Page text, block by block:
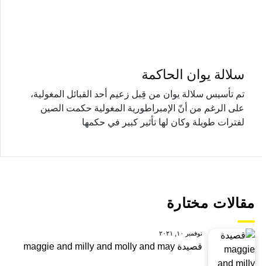
سلالة يوان الحاكمة
تم تأسيس سلالة يوان من قِبل زعيم أحد القبائل المغولية،
على الرغم من أنّ الإمبراطورية المغولية حكمت الصين
لفترات طويلة وكان لها تأثير كبير في حكمها
مقالات مختارة
نوفمبر ١٠, ٢٠٢١
قصيدة maggie and milly and molly and may